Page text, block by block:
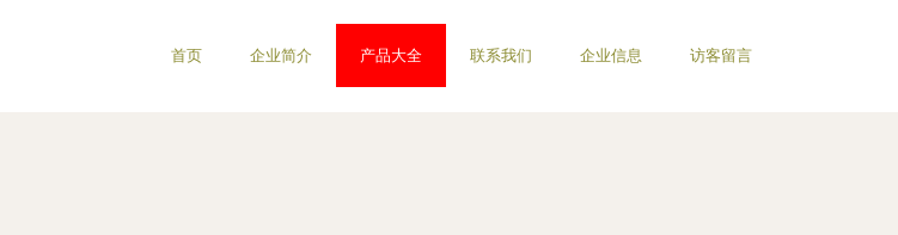
首页 企业简介 产品大全 联系我们 企业信息 访客留言